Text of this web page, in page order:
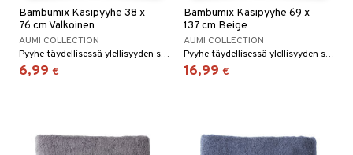
Bambumix Käsipyyhe 38 x
76 cm Valkoinen
AUMI COLLECTION
Pyyhe täydellisessä ylellisyyden sekoituksessa.
6,99 €
Bambumix Käsipyyhe 69 x
137 cm Beige
AUMI COLLECTION
Pyyhe täydellisessä ylellisyyden sekoituksessa.
16,99 €